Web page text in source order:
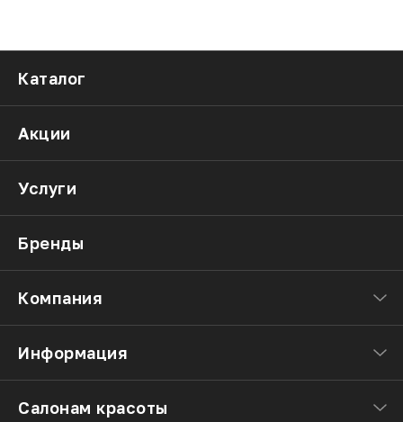
Каталог
Акции
Услуги
Бренды
Компания
Информация
Салонам красоты